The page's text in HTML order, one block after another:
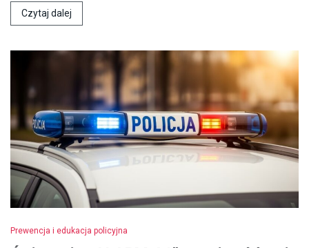
Czytaj dalej
Prewencja i edukacja policyjna